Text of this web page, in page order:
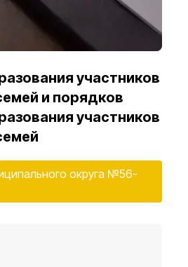
участников
и порядков
участников
округа №56-